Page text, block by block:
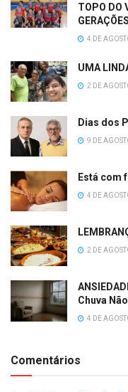
TOPO DO
GERAÇÕES
4 DE
UMA
2 DE
Dias dos
9 DE
Está com
4 DE
2 DE
Chuva
4 DE
Comentários